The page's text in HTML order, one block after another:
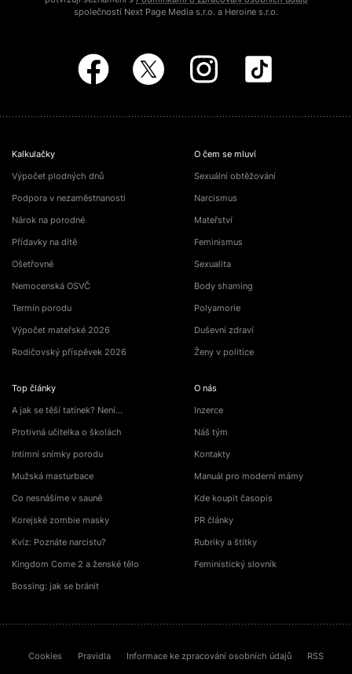
společností Next Page Media s.r.o. a Heroine s.r.o.
Kalkulačky
Výpočet plodných dnů
Podpora v nezaměstnanosti
Nárok na porodné
Přídavky na dítě
Ošetřovné
Nemocenská OSVČ
Termín porodu
Výpočet mateřské 2026
Rodičovský příspěvek 2026
Top články
A jak se těší tatínek? Není…
Protivná učitelka o školách
Intimní snímky porodu
Mužská masturbace
Co nesnášíme v sauně
Korejské zombie masky
Kvíz: Poznáte narcistu?
Kingdom Come 2 a ženské tělo
Bossing: jak se bránit
O čem se mluví
Sexuální obtěžování
Narcismus
Mateřství
Feminismus
Sexualita
Body shaming
Polyamorie
Duševní zdraví
Ženy v politice
O nás
Inzerce
Náš tým
Kontakty
Manuál pro moderní mámy
Kde koupit časopis
PR články
Rubriky a štítky
Feministický slovník
Cookies Pravidla Informace ke zpracování osobních údajů RSS